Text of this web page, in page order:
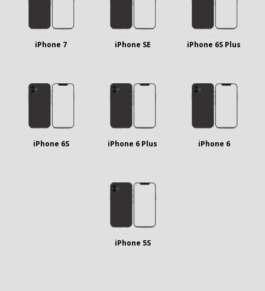
iPhone 7 iPhone SE iPhone 6S Plus
iPhone 6S iPhone 6 Plus iPhone 6
iPhone 5S